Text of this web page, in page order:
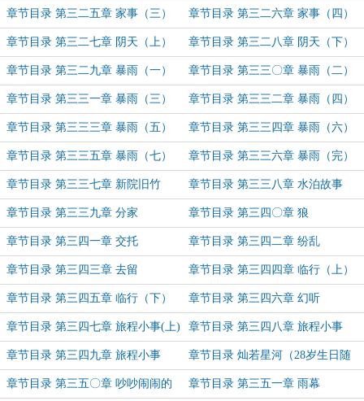
章节目录 第三二五章 家事（三） 章节目录 第三二六章 家事（四）
章节目录 第三二七章 阴天（上） 章节目录 第三二八章 阴天（下）
章节目录 第三二九章 暴雨（一） 章节目录 第三三〇章 暴雨（二）
章节目录 第三三一章 暴雨（三） 章节目录 第三三二章 暴雨（四）
章节目录 第三三三章 暴雨（五） 章节目录 第三三四章 暴雨（六）
章节目录 第三三五章 暴雨（七） 章节目录 第三三六章 暴雨（完）
（六千字大章）
章节目录 第三三七章 新院旧竹 章节目录 第三三八章 水泊故事
章节目录 第三三九章 分家 章节目录 第三四〇章 狼
章节目录 第三四一章 交托 章节目录 第三四二章 纷乱
章节目录 第三四三章 去留 章节目录 第三四四章 临行（上）
章节目录 第三四五章 临行（下） 章节目录 第三四六章 幻听
章节目录 第三四七章 旅程小事(上) 章节目录 第三四八章 旅程小事
（中）
章节目录 第三四九章 旅程小事
（下）
章节目录 灿若星河（28岁生日随
笔）
章节目录 第三五〇章 吵吵闹闹的 章节目录 第三五一章 雨幕